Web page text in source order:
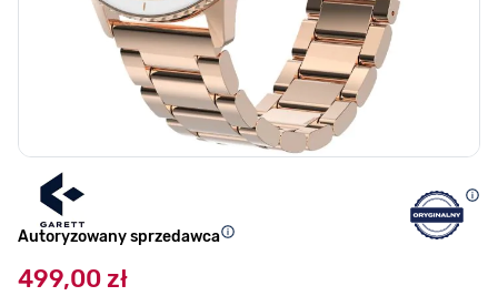
Autoryzowany sprzedawca
499,00 zł